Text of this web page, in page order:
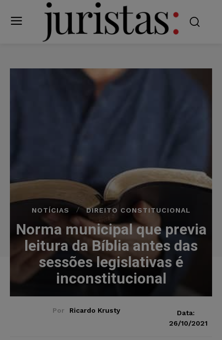
NOTÍCIAS DIREITO CONSTITUCIONAL
Norma municipal que previa
leitura da Bíblia antes das
sessões legislativas é
inconstitucional
Por Ricardo Krusty
Data:
26/10/2021